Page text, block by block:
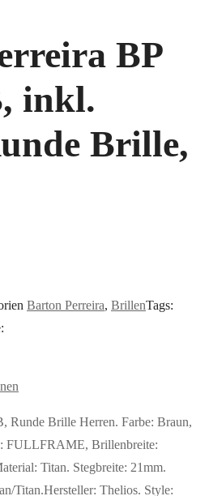
BP
inkl.
Brille,
Barton Perreira, BrillenTags:
Runde Brille Herren. Farbe: Braun,
FULLFRAME, Brillenbreite:
Titan. Stegbreite: 21mm.
Titan.Hersteller: Thelios. Style: